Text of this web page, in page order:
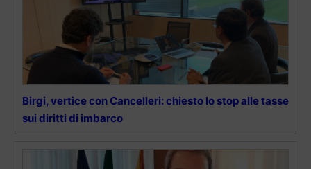
Birgi, vertice con Cancelleri: chiesto lo stop alle tasse
sui diritti di imbarco